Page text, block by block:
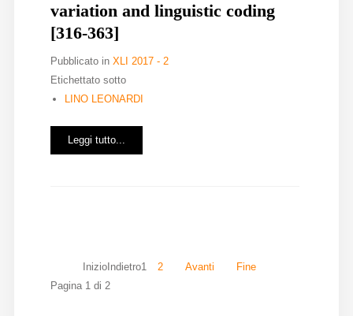
variation and linguistic coding
[316-363]
Pubblicato in XLI 2017 - 2
Etichettato sotto
LINO LEONARDI
Leggi tutto...
Inizio Indietro1 2 Avanti
Fine
Pagina 1 di 2